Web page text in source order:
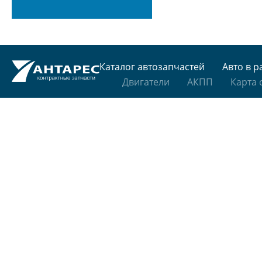
Каталог автозапчастей
Авто в
Двигатели
АКПП Карта